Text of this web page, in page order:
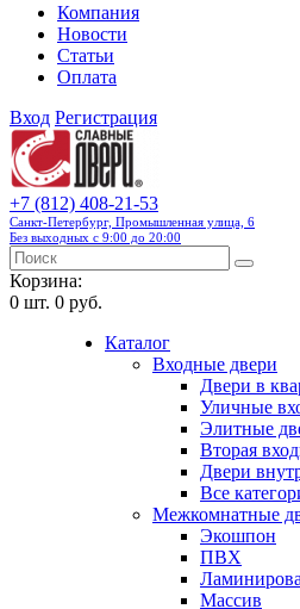
Компания
Новости
Статьи
Оплата
Вход Регистрация
+7 (812) 408-21-53
Санкт-Петербург, Промышленная улица, 6
Без выходных с 9:00 до 20:00
Корзина:
0 шт. 0 руб.
Каталог
Входные двери
Двери в
Уличные
Элитные
Вторая
Двери
Все
Межкомнатные
Экошпон
ПВХ
Массив